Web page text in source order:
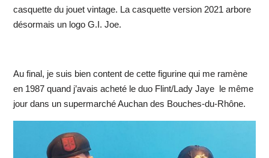
casquette du jouet vintage. La casquette version 2021 arbore
désormais un logo G.I. Joe.
Au final, je suis bien content de cette figurine qui me ramène
en 1987 quand j’avais acheté le duo Flint/Lady Jaye le même
jour dans un supermarché Auchan des Bouches-du-Rhône.